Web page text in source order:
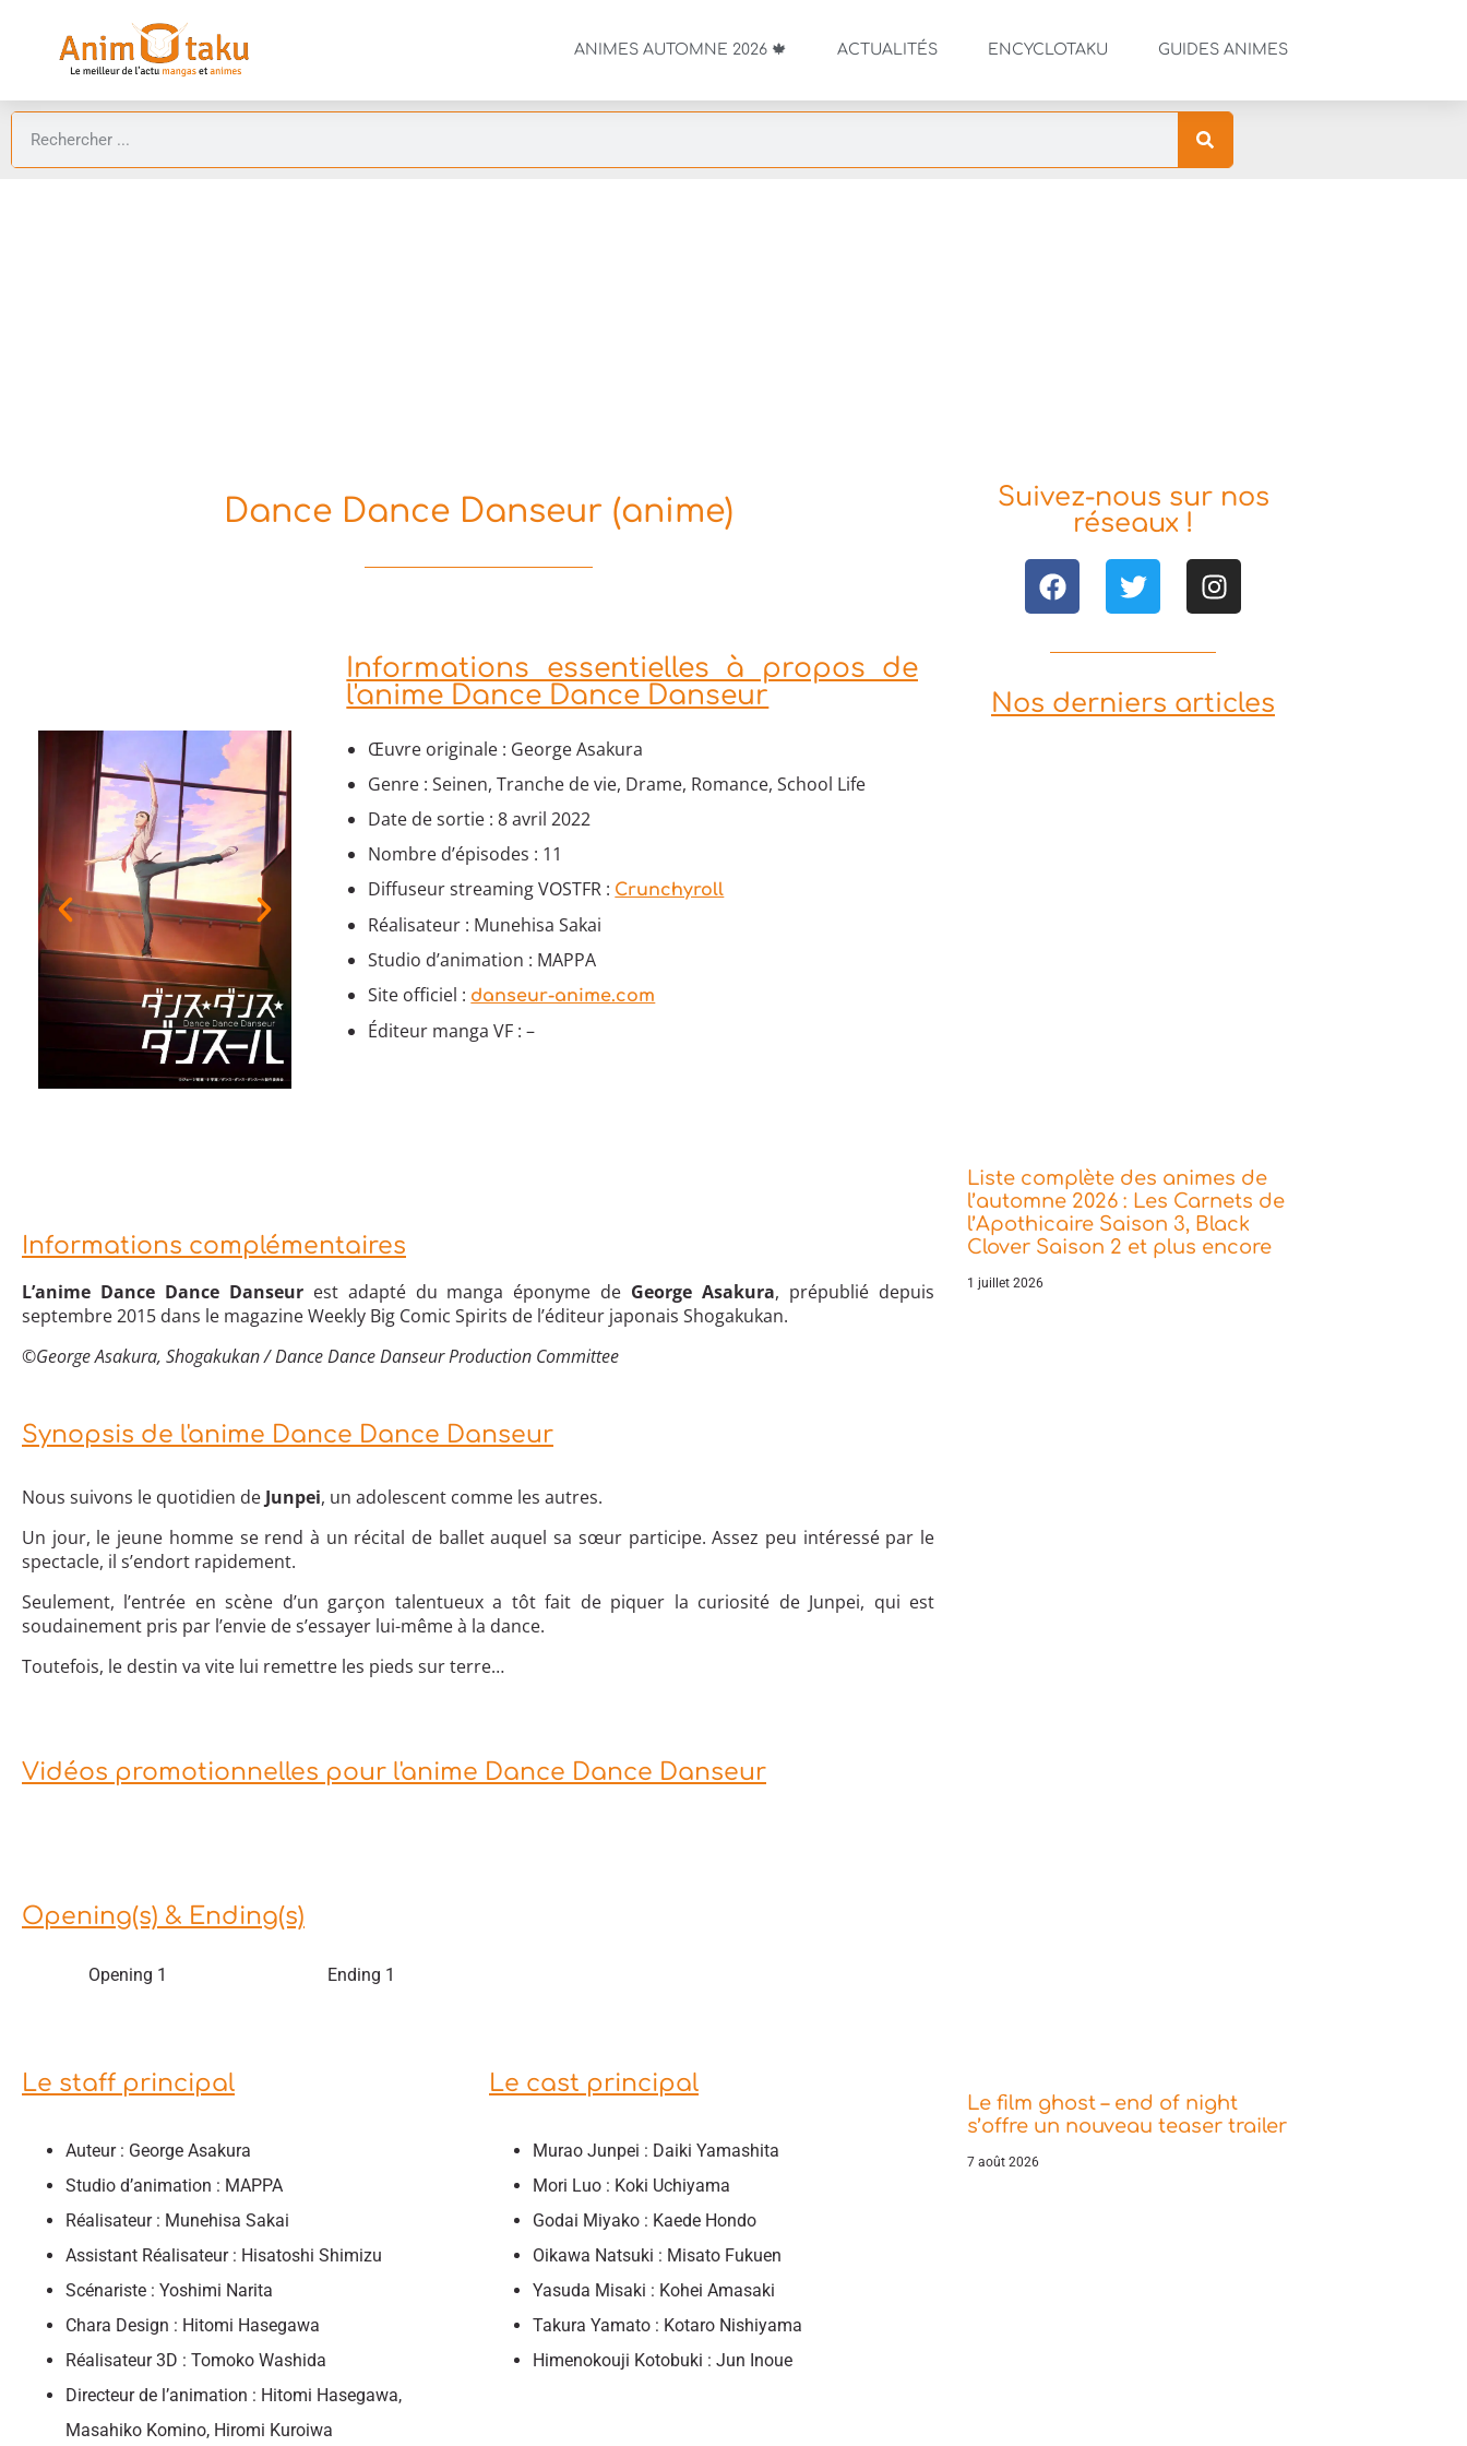
ANIMES AUTOMNE 2026 🍁 ACTUALITÉS ENCYCLOTAKU GUIDES ANIMES
Dance Dance Danseur (anime)
Informations essentielles à propos de
l'anime Dance Dance Danseur
Œuvre originale : George Asakura
Genre : Seinen, Tranche de vie, Drame, Romance, School Life
Date de sortie : 8 avril 2022
Nombre d’épisodes : 11
Diffuseur streaming VOSTFR : Crunchyroll
Réalisateur : Munehisa Sakai
Studio d’animation : MAPPA
Site officiel : danseur-anime.com
Éditeur manga VF : –
Informations complémentaires
L’anime Dance Dance Danseurest adapté du manga éponyme de George Asakura, prépublié depuis
septembre 2015 dans le magazine Weekly Big Comic Spirits de l’éditeur japonais Shogakukan.
©George Asakura, Shogakukan / Dance Dance Danseur Production Committee
Synopsis de l'anime Dance Dance Danseur
Nous suivons le quotidien de Junpei, un adolescent comme les autres.
Un jour, le jeune homme se rend à un récital de ballet auquel sa sœur participe. Assez peu intéressé par le
spectacle, il s’endort rapidement.
Seulement, l’entrée en scène d’un garçon talentueux a tôt fait de piquer la curiosité de Junpei, qui est
soudainement pris par l’envie de s’essayer lui-même à la dance.
Toutefois, le destin va vite lui remettre les pieds sur terre…
Vidéos promotionnelles pour l'anime Dance Dance Danseur
Opening(s) & Ending(s)
Opening 1 Ending 1
Le staff principal
Auteur : George Asakura
Studio d’animation : MAPPA
Réalisateur : Munehisa Sakai
Assistant Réalisateur : Hisatoshi Shimizu
Scénariste : Yoshimi Narita
Chara Design : Hitomi Hasegawa
Réalisateur 3D : Tomoko Washida
Directeur de l’animation : Hitomi Hasegawa,
Masahiko Komino, Hiromi Kuroiwa
Le cast principal
Murao Junpei : Daiki Yamashita
Mori Luo : Koki Uchiyama
Godai Miyako : Kaede Hondo
Oikawa Natsuki : Misato Fukuen
Yasuda Misaki : Kohei Amasaki
Takura Yamato : Kotaro Nishiyama
Himenokouji Kotobuki : Jun Inoue
Suivez-nous sur nos
réseaux !
Nos derniers articles
Liste complète des animes de
l’automne 2026 : Les Carnets de
l’Apothicaire Saison 3, Black
Clover Saison 2 et plus encore
1 juillet 2026
Le film ghost – end of night
s’offre un nouveau teaser trailer
7 août 2026